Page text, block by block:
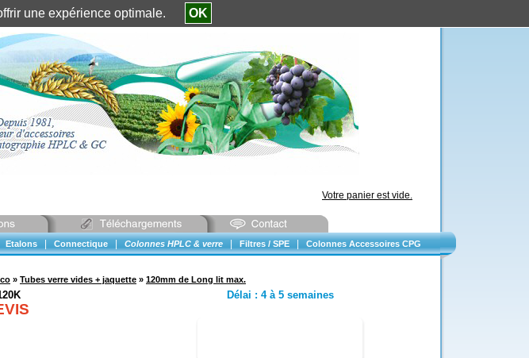
Identification client ||Mon compte
Votre panier est vide.
Etalons Connectique Colonnes HPLC & verre Filtres / SPE Colonnes Accessoires CPG
» Tubes verre vides + jaquette » 120mm de Long lit max.
Délai : 4 à 5 semaines
une expérience optimale. OK